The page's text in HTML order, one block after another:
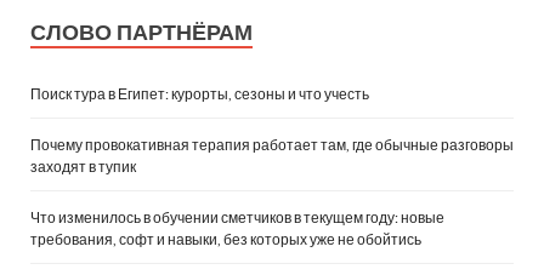
СЛОВО ПАРТНЁРАМ
Поиск тура в Египет: курорты, сезоны и что учесть
Почему провокативная терапия работает там, где обычные разговоры
заходят в тупик
Что изменилось в обучении сметчиков в текущем году: новые
требования, софт и навыки, без которых уже не обойтись